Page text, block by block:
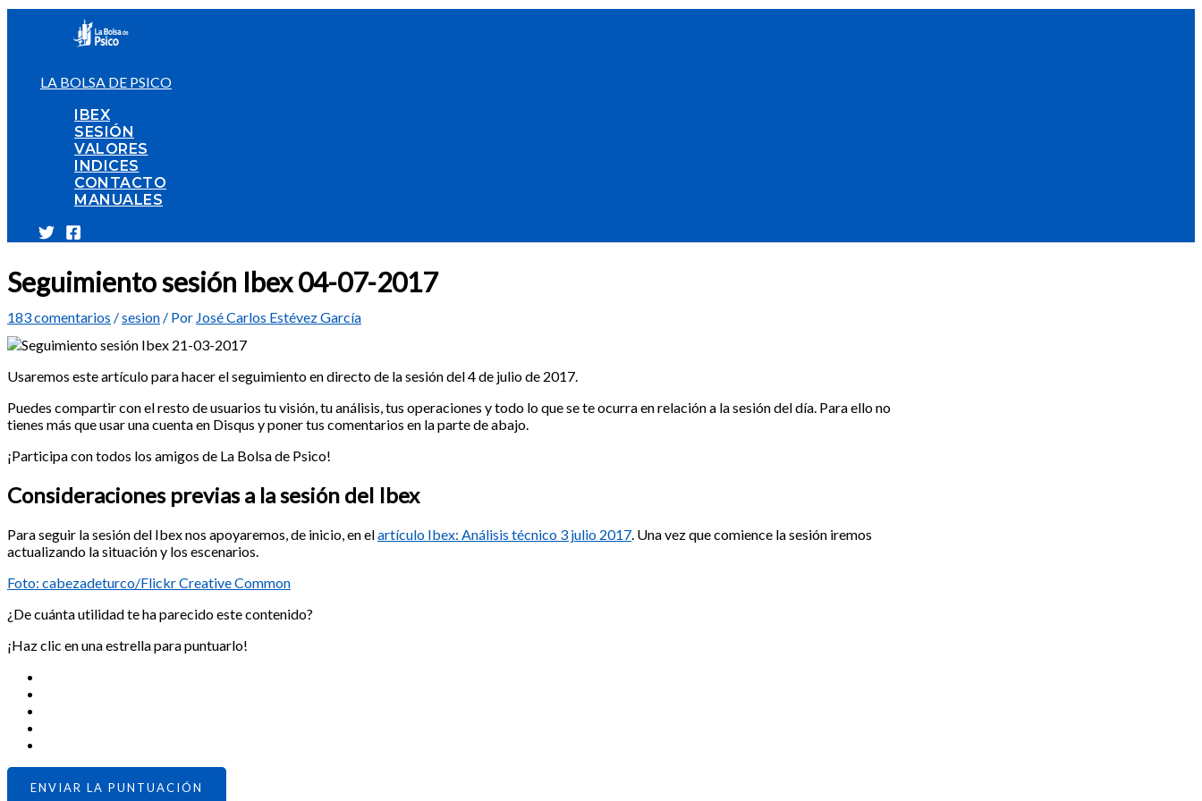
LA BOLSA DE PSICO
IBEX
SESIÓN
VALORES
INDICES
CONTACTO
MANUALES
Seguimiento sesión Ibex 04-07-2017
183 comentarios /sesion / Por José Carlos Estévez García
Usaremos este artículo para hacer el seguimiento en directo de la sesión del 4 de julio de 2017.
Puedes compartir con el resto de usuarios tu visión, tu análisis, tus operaciones y todo lo que se te ocurra en relación a la sesión del día. Para ello no
tienes más que usar una cuenta en Disqus y poner tus comentarios en la parte de abajo.
¡Participa con todos los amigos de La Bolsa de Psico!
Consideraciones previas a la sesión del Ibex
Para seguir la sesión del Ibex nos apoyaremos, de inicio, en elartículo Ibex: Análisis técnico 3 julio 2017 . Una vez que comience la sesión iremos
actualizando la situación y los escenarios.
Foto: cabezadeturco/Flickr Creative Common
¿De cuánta utilidad te ha parecido este contenido?
¡Haz clic en una estrella para puntuarlo!
ENVIAR LA PUNTUACIÓN